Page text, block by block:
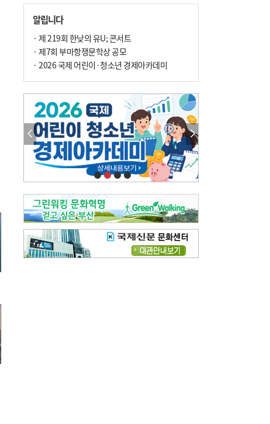
알립니다
· 제 219회 한낮의 유U; 콘서트
· 제7회 부마항쟁문학상 공모
· 2026 국제 어린이·청소년 경제아카데미